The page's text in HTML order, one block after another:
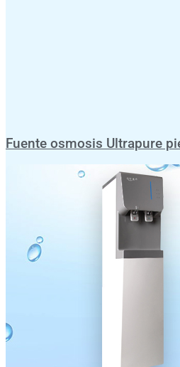
Fuente osmosis Ultrapure